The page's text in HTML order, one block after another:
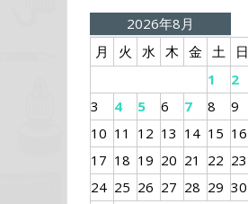
2026年8月
月
火 水 木 金 土
日
1
2
3
4 5 6 7 8
9
10 11 12 13 14 15 16
17 18 19 20 21 22 23
24 25 26 27 28 29 30